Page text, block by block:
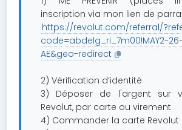
inscription via mon lien de
https://revolut.com/referral/
code=abdelg_ri_7m00!MAY2-26-
AE&geo-redirect
2) Vérification d’identité
3) Déposer de l'argent sur
Revolut, par carte ou virement
4) Commander la carte Revolut